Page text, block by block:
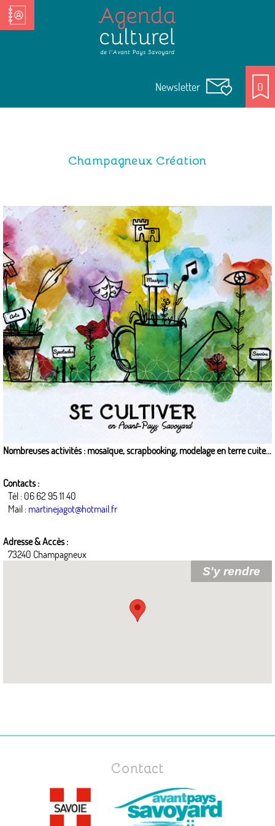
Nos Acteurs culturels
Newsletter 0
Champagneux Création
Nombreuses activités : mosaïque, scrapbooking, modelage en terre cuite...
Contacts :
Tél : 06 62 95 11 40
Mail :martinejagot@hotmail.fr
Adresse & Accès :
73240 Champagneux
Contact